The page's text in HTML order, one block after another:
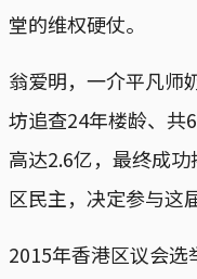
堂的维权硬仗。
翁爱明，一介平凡师
坊追查24年楼龄、共
高达2.6亿，最终成
区民主，决定参与这
2015年香港区议会